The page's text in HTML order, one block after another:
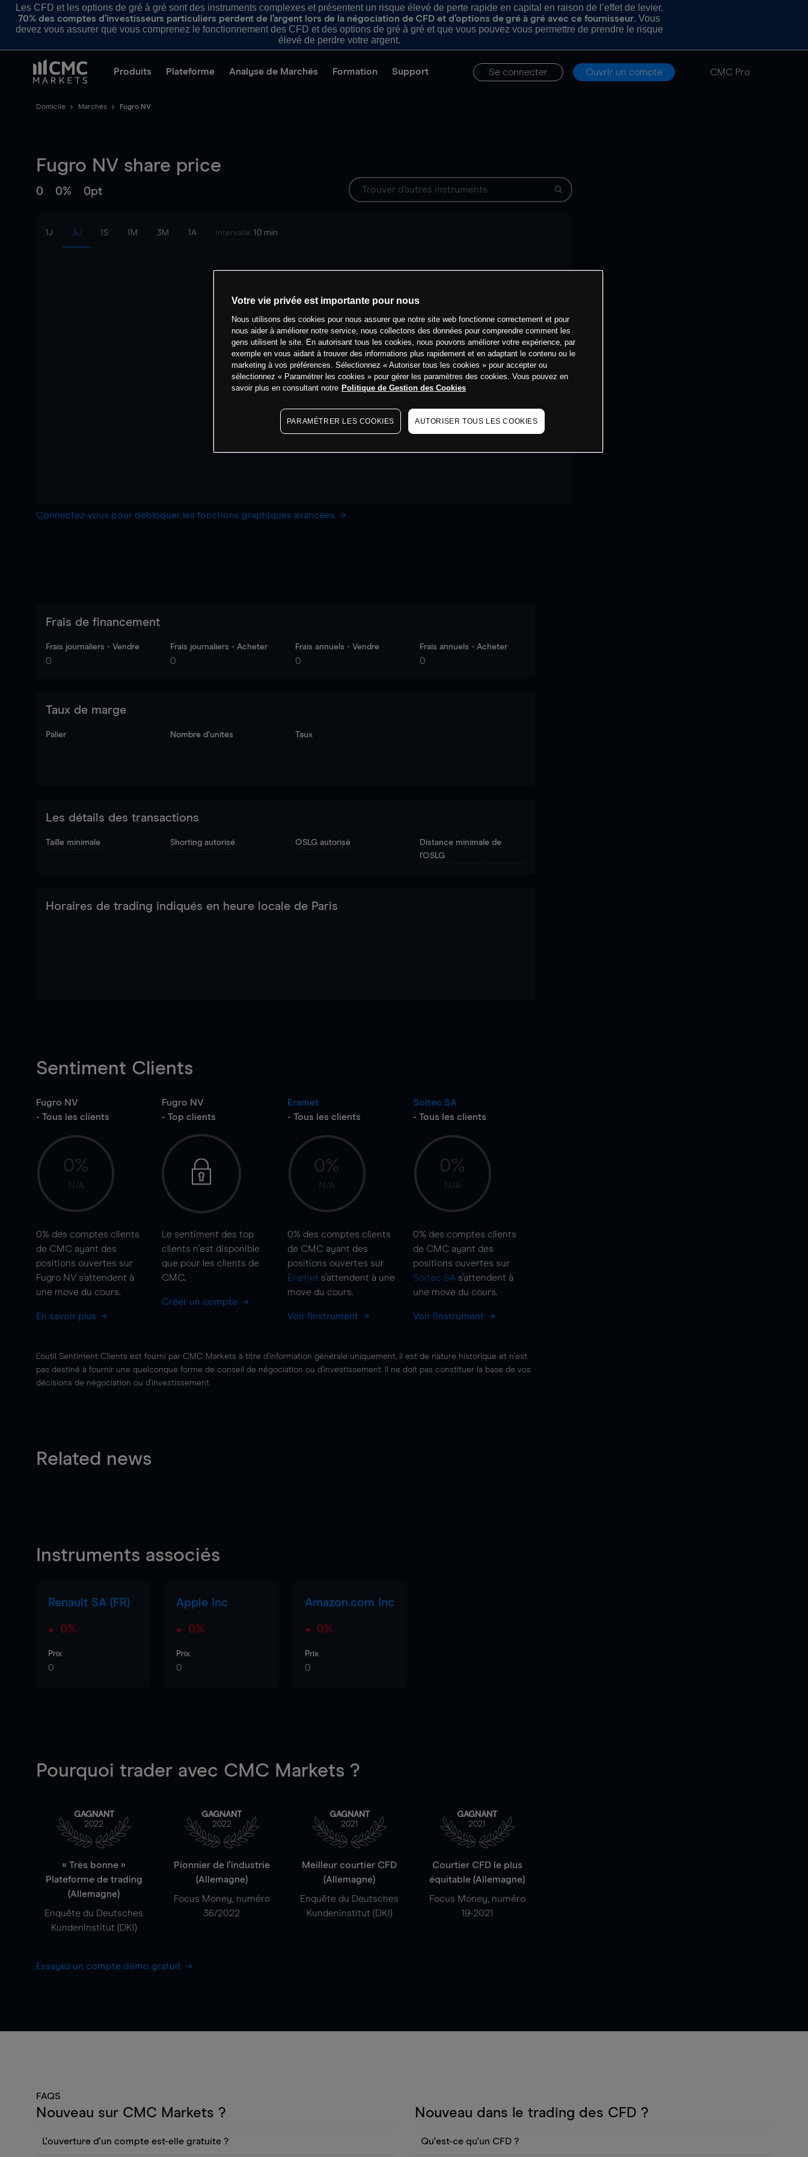
Les CFD et les options de gré à gré sont des instruments complexes et présentent un risque élevé de perte rapide en capital en raison de l’effet de levier.
70% des comptes d’investisseurs particuliers perdent de l’argent lors de la négociation de CFD et d’options de gré à gré avec ce fournisseur. Vous
devez vous assurer que vous comprenez le fonctionnement des CFD et des options de gré à gré et que vous pouvez vous permettre de prendre le risque
élevé de perdre votre argent.
Produits Plateforme Analyse de Marchés Formation Support Se connecter Ouvrir un compte CMC Pro
Domicile Marchés Fugro NV
Fugro NV share price
0 0% 0pt
1J 3J 1S 1M 3M 1A intervalle: 10 min
Connectez-vous pour débloquer les fonctions graphiques avancées
Frais de financement
Frais journaliers - Vendre
0
Frais journaliers - Acheter
0
Frais annuels - Vendre
0
Frais annuels - Acheter
0
Taux de marge
Palier Nombre d’unités Taux
Les détails des transactions
Taille minimale Shorting autorisé OSLG autorisé
Distance minimale de
l'OSLG
Horaires de trading indiqués en heure locale de Paris
Sentiment Clients
Fugro NV
- Tous les clients
0%
N/A
0% des comptes clients
de CMC ayant des
positions ouvertes sur
Fugro NV s'attendent à
une move du cours.
En savoir plus
Fugro NV
- Top clients
Le sentiment des top
clients n'est disponible
que pour les clients de
CMC.
Créer un compte
Eramet
- Tous les clients
0%
N/A
0% des comptes clients
de CMC ayant des
positions ouvertes sur
Eramet s'attendent à une
move du cours.
Voir l'instrument
Soitec SA
- Tous les clients
0%
N/A
0% des comptes clients
de CMC ayant des
positions ouvertes sur
Soitec SA s'attendent à
une move du cours.
Voir l'instrument
L'outil Sentiment Clients est fourni par CMC Markets à titre d'information générale uniquement, il est de nature historique et n'est
pas destiné à fournir une quelconque forme de conseil de négociation ou d'investissement. Il ne doit pas constituer la base de vos
décisions de négociation ou d'investissement.
Related news
Instruments associés
Renault SA (FR)
0%
Prix
0
Apple Inc
0%
Prix
0
Amazon.com Inc
0%
Prix
0
Pourquoi trader avec CMC Markets ?
GAGNANT
2022
« Très bonne »
Plateforme de trading
(Allemagne)
Enquête du Deutsches
Kundeninstitut (DKI)
GAGNANT
2022
Pionnier de l'industrie
(Allemagne)
Focus Money, numéro
36/2022
GAGNANT
2021
Meilleur courtier CFD
(Allemagne)
Enquête du Deutsches
Kundeninstitut (DKI)
GAGNANT
2021
Courtier CFD le plus
équitable (Allemagne)
Focus Money, numéro
19-2021
Essayez un compte démo gratuit
FAQS
Nouveau sur CMC Markets ?
L'ouverture d'un compte est-elle gratuite ?
Nouveau dans le trading des CFD ?
Qu'est-ce qu'un CFD ?
Votre vie privée est importante pour nous
Nous utilisons des cookies pour nous assurer que notre site web fonctionne correctement et pour
nous aider à améliorer notre service, nous collectons des données pour comprendre comment les
gens utilisent le site. En autorisant tous les cookies, nous pouvons améliorer votre expérience, par
exemple en vous aidant à trouver des informations plus rapidement et en adaptant le contenu ou le
marketing à vos préférences. Sélectionnez « Autoriser tous les cookies » pour accepter ou
sélectionnez « Paramétrer les cookies » pour gérer les paramètres des cookies. Vous pouvez en
savoir plus en consultant notre Politique de Gestion des Cookies
PARAMÉTRER LES COOKIES AUTORISER TOUS LES COOKIES